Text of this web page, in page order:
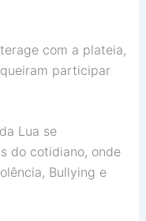
com a plateia,
participar
Lua se
do cotidiano, onde
Bullying e